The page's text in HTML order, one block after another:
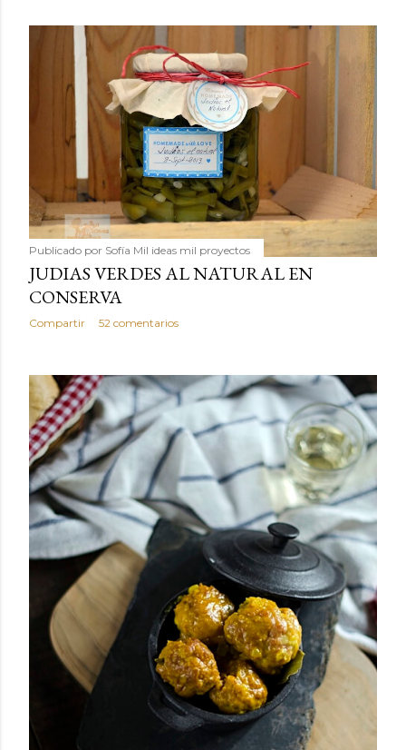
Publicado por Sofía Mil ideas mil proyectos
JUDIAS VERDES AL NATURAL EN
CONSERVA
Compartir 52 comentarios